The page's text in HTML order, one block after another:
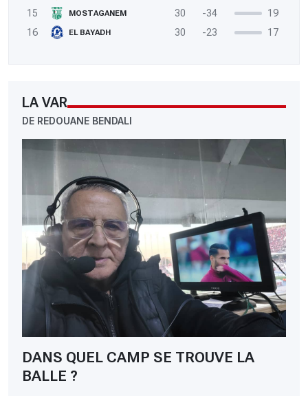
15
MOSTAGANEM 30 -34
19
16
EL BAYADH 30 -23 17
LA VAR
DE REDOUANE BENDALI
DANS QUEL CAMP SE TROUVE LA
BALLE ?